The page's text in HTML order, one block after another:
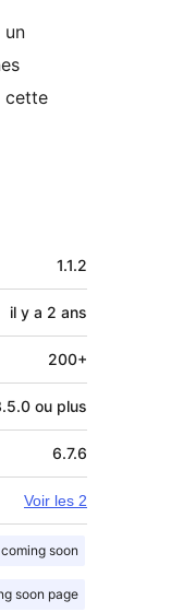
un
cette
1.1.2
il y a 2 ans
200+
ou plus
6.7.6
Voir les 2
coming soon
soon page